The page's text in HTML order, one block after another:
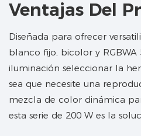
Ventajas Del
Diseñada para ofrecer
blanco fijo, bicolor y
iluminación seleccionar la
sea que necesite una
mezcla de color dinámica
esta serie de 200 W es la